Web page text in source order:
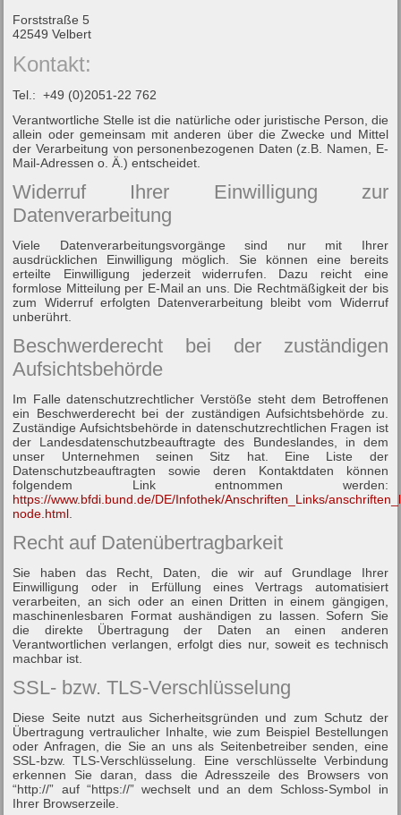
Forststraße 5
42549 Velbert
Kontakt:
Tel.: +49 (0)2051-22 762
Verantwortliche Stelle ist die natürliche oder juristische Person, die
allein oder gemeinsam mit anderen über die Zwecke und Mittel
der Verarbeitung von personenbezogenen Daten (z.B. Namen, E-
Mail-Adressen o. Ä.) entscheidet.
Widerruf Ihrer Einwilligung zur
Datenverarbeitung
Viele Datenverarbeitungsvorgänge sind nur mit Ihrer
ausdrücklichen Einwilligung möglich. Sie können eine bereits
erteilte Einwilligung jederzeit widerrufen. Dazu reicht eine
formlose Mitteilung per E-Mail an uns. Die Rechtmäßigkeit der bis
zum Widerruf erfolgten Datenverarbeitung bleibt vom Widerruf
unberührt.
Beschwerderecht bei der zuständigen
Aufsichtsbehörde
Im Falle datenschutzrechtlicher Verstöße steht dem Betroffenen
ein Beschwerderecht bei der zuständigen Aufsichtsbehörde zu.
Zuständige Aufsichtsbehörde in datenschutzrechtlichen Fragen ist
der Landesdatenschutzbeauftragte des Bundeslandes, in dem
unser Unternehmen seinen Sitz hat. Eine Liste der
Datenschutzbeauftragten sowie deren Kontaktdaten können
folgendem Link entnommen werden:
https://www.bfdi.bund.de/DE/Infothek/Anschriften_Links/
node.html
Recht auf Datenübertragbarkeit
Sie haben das Recht, Daten, die wir auf Grundlage Ihrer
Einwilligung oder in Erfüllung eines Vertrags automatisiert
verarbeiten, an sich oder an einen Dritten in einem gängigen,
maschinenlesbaren Format aushändigen zu lassen. Sofern Sie
die direkte Übertragung der Daten an einen anderen
Verantwortlichen verlangen, erfolgt dies nur, soweit es technisch
machbar ist.
SSL- bzw. TLS-Verschlüsselung
Diese Seite nutzt aus Sicherheitsgründen und zum Schutz der
Übertragung vertraulicher Inhalte, wie zum Beispiel Bestellungen
oder Anfragen, die Sie an uns als Seitenbetreiber senden, eine
SSL-bzw. TLS-Verschlüsselung. Eine verschlüsselte Verbindung
erkennen Sie daran, dass die Adresszeile des Browsers von
“http://” auf “https://” wechselt und an dem Schloss-Symbol in
Ihrer Browserzeile.